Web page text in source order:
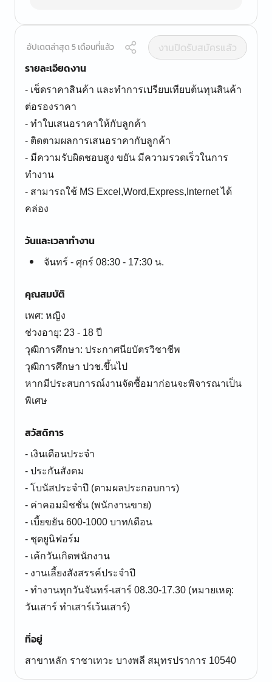
อัปเดตล่าสุด 5 เดือนที่แล้ว
งานปิดรับสมัครแล้ว
รายละเอียดงาน
- เช็ดราคาสินค้า และทำการเปรียบเทียบต้นทุนสินค้า
ต่อรองราคา
- ทำใบเสนอราคาให้กับลูกค้า
- ติดตามผลการเสนอราคากับลูกค้า
- มีความรับผิดชอบสูง ขยัน มีความรวดเร็วในการ
ทำงาน
- สามารถใช้ MS Excel,Word,Express,Internet ได้
คล่อง
วันและเวลาทำงาน
จันทร์ - ศุกร์ 08:30 - 17:30 น.
คุณสมบัติ
เพศ: หญิง
ช่วงอายุ: 23 - 18 ปี
วุฒิการศึกษา: ประกาศนียบัตรวิชาชีพ
วุฒิการศึกษา ปวช.ขึ้นไป
หากมีประสบการณ์งานจัดซื้อมาก่อนจะพิจารณาเป็น
พิเศษ
สวัสดิการ
- เงินเดือนประจำ
- ประกันสังคม
- โบนัสประจำปี (ตามผลประกอบการ)
- ค่าคอมมิชชั่น (พนักงานขาย)
- เบี้ยขยัน 600-1000 บาท/เดือน
- ชุดยูนิฟอร์ม
- เค้กวันเกิดพนักงาน
- งานเลี้ยงสังสรรค์ประจำปี
- ทำงานทุกวันจันทร์-เสาร์ 08.30-17.30 (หมายเหตุ:
วันเสาร์ ทำเสาร์เว้นเสาร์)
ที่อยู่
สาขาหลัก ราชาเทวะ บางพลี สมุทรปราการ 10540